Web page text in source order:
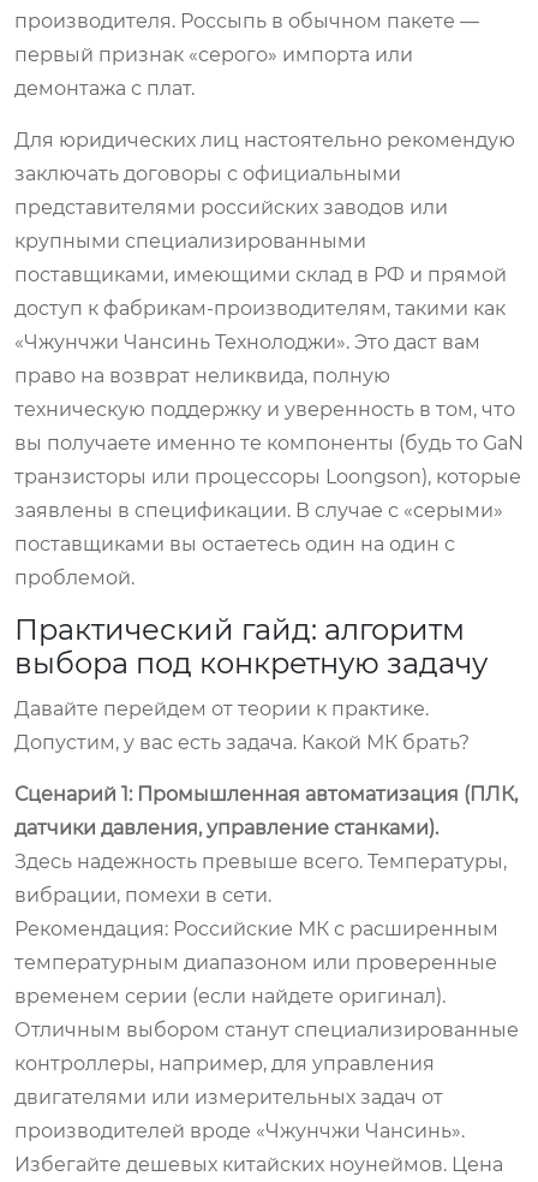
производителя. Россыпь в обычном пакете —
первый признак «серого» импорта или
демонтажа с плат.
Для юридических лиц настоятельно рекомендую
заключать договоры с официальными
представителями российских заводов или
крупными специализированными
поставщиками, имеющими склад в РФ и прямой
доступ к фабрикам-производителям, такими как
«Чжунчжи Чансинь Технолоджи». Это даст вам
право на возврат неликвида, полную
техническую поддержку и уверенность в том, что
вы получаете именно те компоненты (будь то GaN
транзисторы или процессоры Loongson), которые
заявлены в спецификации. В случае с «серыми»
поставщиками вы остаетесь один на один с
проблемой.
Практический гайд: алгоритм
выбора под конкретную задачу
Давайте перейдем от теории к практике.
Допустим, у вас есть задача. Какой МК брать?
Сценарий 1: Промышленная автоматизация (ПЛК,
датчики давления, управление станками).
Здесь надежность превыше всего. Температуры,
вибрации, помехи в сети.
Рекомендация: Российские МК с расширенным
температурным диапазоном или проверенные
временем серии (если найдете оригинал).
Отличным выбором станут специализированные
контроллеры, например, для управления
двигателями или измерительных задач от
производителей вроде «Чжунчжи Чансинь».
Избегайте дешевых китайских ноунеймов. Цена